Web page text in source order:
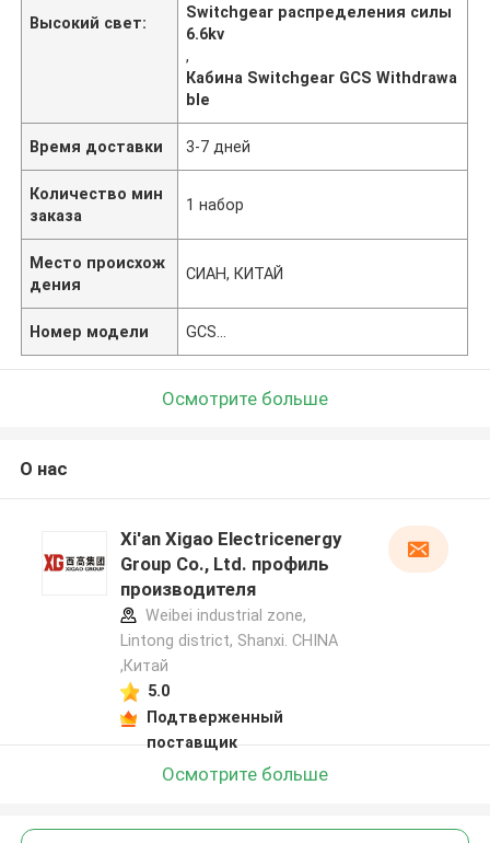
Высокий свет:
Switchgear распределения силы
6.6kv
,
Кабина Switchgear GCS Withdrawa
ble
Время доставки 3-7 дней
Количество мин
заказа
1 набор
Место происхож
дения
СИАН, КИТАЙ
Номер модели GCS…
Осмотрите больше
О нас
Xi'an Xigao Electricenergy
Group Co., Ltd. профиль
производителя
Weibei industrial zone,
Lintong district, Shanxi. CHINA
,Китай
5.0
Подтверженный
поставщик
Осмотрите больше